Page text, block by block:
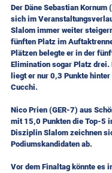
Der Däne Sebastian Kornum
sich im
Slalom immer weiter
fünften Platz im
Plätzen belegte er in der
Elimination sogar Platz
liegt er nur 0,3 Punkte
Cucchi.
Nico Prien (GER-7) aus
mit 15,0 Punkten die Top-5
Disziplin Slalom zeichnen
Podiumskandidaten ab.
Vor dem Finaltag könnte es